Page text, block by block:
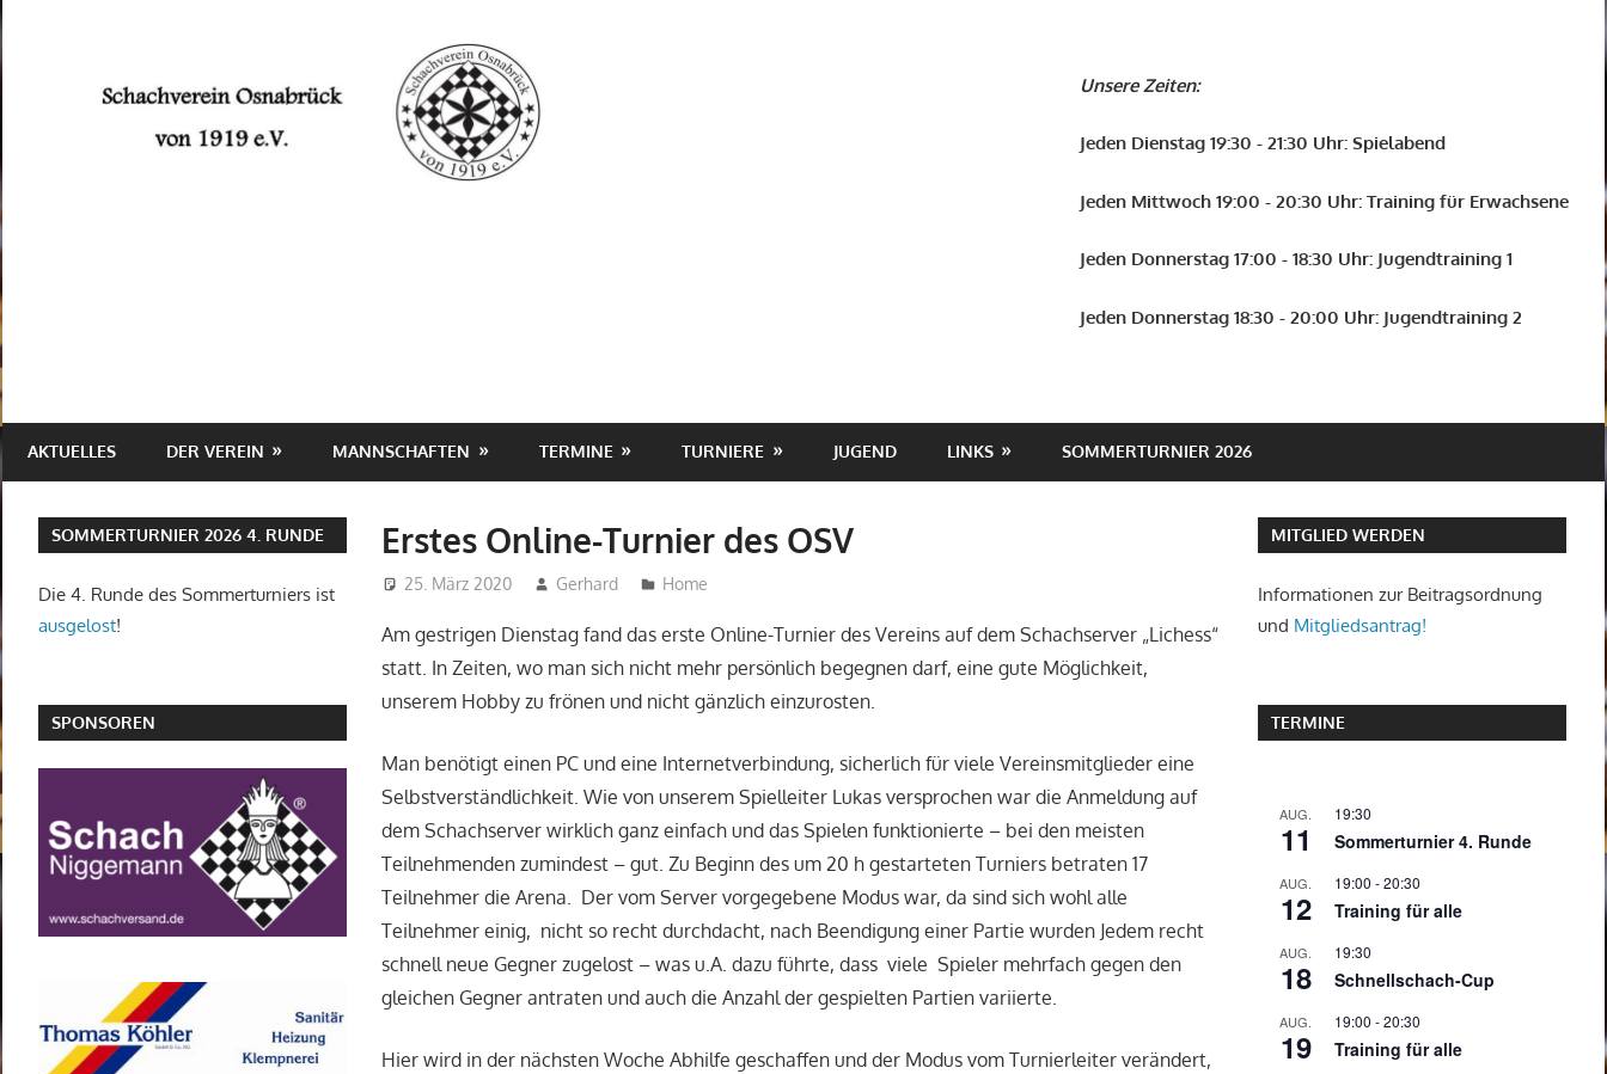
Zum
springen
Unsere Zeiten:
Jeden Dienstag 19:30 - 21:30 Uhr: Spielabend
Jeden Mittwoch 19:00 - 20:30 Uhr: Training für Erwachsene
Jeden Donnerstag 17:00 - 18:30 Uhr: Jugendtraining 1
Jeden Donnerstag 18:30 - 20:00 Uhr: Jugendtraining 2
AKTUELLES DER VEREIN MANNSCHAFTEN TERMINE TURNIERE JUGEND LINKS SOMMERTURNIER 2026
Erstes Online-Turnier des OSV
25. März 2020 Gerhard Home
Am gestrigen Dienstag fand das erste Online-Turnier des Vereins auf dem Schachserver „Lichess“
statt. In Zeiten, wo man sich nicht mehr persönlich begegnen darf, eine gute Möglichkeit,
unserem Hobby zu frönen und nicht gänzlich einzurosten.
Man benötigt einen PC und eine Internetverbindung, sicherlich für viele Vereinsmitglieder eine
Selbstverständlichkeit. Wie von unserem Spielleiter Lukas versprochen war die Anmeldung auf
dem Schachserver wirklich ganz einfach und das Spielen funktionierte – bei den meisten
Teilnehmenden zumindest – gut. Zu Beginn des um 20 h gestarteten Turniers betraten 17
Teilnehmer die Arena. Der vom Server vorgegebene Modus war, da sind sich wohl alle
Teilnehmer einig, nicht so recht durchdacht, nach Beendigung einer Partie wurden Jedem recht
schnell neue Gegner zugelost – was u.A. dazu führte, dass viele Spieler mehrfach gegen den
gleichen Gegner antraten und auch die Anzahl der gespielten Partien variierte.
Hier wird in der nächsten Woche Abhilfe geschaffen und der Modus vom Turnierleiter verändert,
SOMMERTURNIER 2026 4. RUNDE
Die 4. Runde des Sommerturniers ist
ausgelost!
SPONSOREN
MITGLIED WERDEN
Informationen zur Beitragsordnung
und Mitgliedsantrag!
TERMINE
AUG.
11
19:30
Sommerturnier 4. Runde
AUG.
12
19:00 -20:30
Training für alle
AUG.
18
19:30
Schnellschach-Cup
AUG.
19
19:00 -20:30
Training für alle